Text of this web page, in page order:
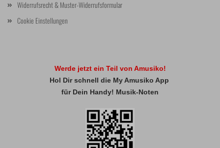
Widerrufsrecht & Muster-Widerrufsformular
Cookie Einstellungen
Werde jetzt ein Teil von Amusiko!
Hol Dir schnell die My Amusiko App
für Dein Handy! Musik-Noten